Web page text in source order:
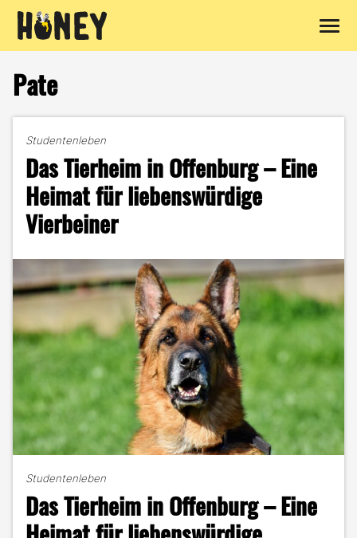
Inhalt
springen
Pate
Studentenleben
Das Tierheim in Offenburg – Eine
Heimat für liebenswürdige
Vierbeiner
Studentenleben
Das Tierheim in Offenburg – Eine